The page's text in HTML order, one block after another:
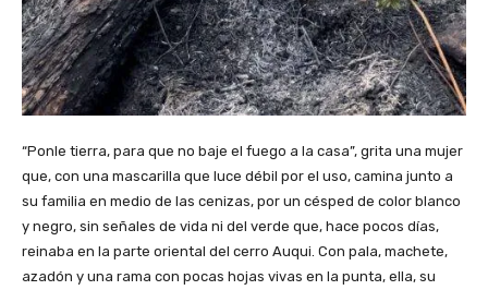
“Ponle tierra, para que no baje el fuego a la casa”, grita una mujer
que, con una mascarilla que luce débil por el uso, camina junto a
su familia en medio de las cenizas, por un césped de color blanco
y negro, sin señales de vida ni del verde que, hace pocos días,
reinaba en la parte oriental del cerro Auqui. Con pala, machete,
azadón y una rama con pocas hojas vivas en la punta, ella, su